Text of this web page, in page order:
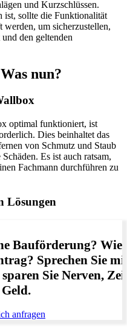
und Kurzschlüssen.
ist, sollte die Funktionalität
um sicherzustellen,
den geltenden
nun?
optimal funktioniert, ist
Dies beinhaltet das
von Schmutz und Staub
Es ist auch ratsam,
Fachmann durchführen zu
Lösungen
Bauförderung? Wie
Sprechen Sie
Sie Nerven,
anfragen